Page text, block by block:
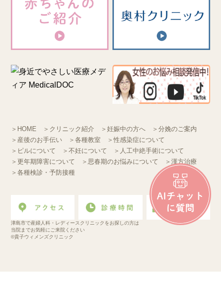
＞HOME ＞クリニック紹介 ＞妊娠中の方へ
＞分娩のご案内
＞産後のお手伝い
＞各種教室
＞性感染症について
＞ピルについて
＞不妊について
＞人工中絶手術について
＞更年期障害について
＞思春期のお悩みについて
＞漢方治療
＞各種検診・予防接種
津島市で産婦人科・レディースクリニックをお探しの方は
当院までお気軽にご来院ください
©貴子ウィメンズクリニック